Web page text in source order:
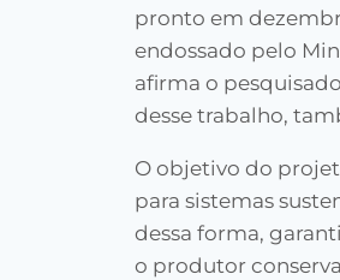
pronto em
endossado pelo
afirma o
desse trabalho,
O objetivo do
para sistemas
dessa forma,
o produtor